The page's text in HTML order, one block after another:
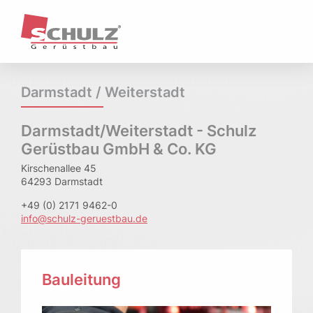
Unternehmen
Profil / Historie
Kernkompetenzen & Geschäftsfelder
Referenzen
Leistungen
Arbeits- und Schutzgerüste
Treppentürme / Treppenübergänge
Fassadengerüste
Qualität & Sicherheit
Darmstadt / Weiterstadt
Darmstadt/Weiterstadt - Schulz
Gerüstbau GmbH & Co. KG
Kirschenallee 45
64293 Darmstadt
+49 (0) 2171 9462-0
info@schulz-geruestbau.de
Bauleitung